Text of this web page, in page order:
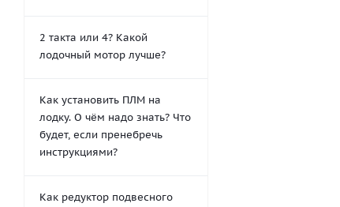
2 такта или 4? Какой
лодочный мотор лучше?
Как установить ПЛМ на
лодку. О чём надо знать? Что
будет, если пренебречь
инструкциями?
Как редуктор подвесного